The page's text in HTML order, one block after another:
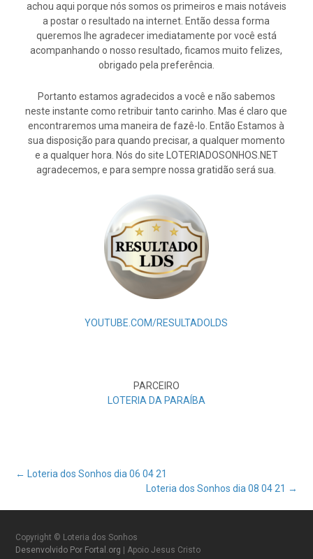
achou aqui porque nós somos os primeiros e mais notáveis
a postar o resultado na internet. Então dessa forma
queremos lhe agradecer imediatamente por você está
acompanhando o nosso resultado, ficamos muito felizes,
obrigado pela preferência.
Portanto estamos agradecidos a você e não sabemos
neste instante como retribuir tanto carinho. Mas é claro que
encontraremos uma maneira de fazê-lo. Então Estamos à
sua disposição para quando precisar, a qualquer momento
e a qualquer hora. Nós do site LOTERIADOSONHOS.NET
agradecemos, e para sempre nossa gratidão será sua.
YOUTUBE.COM/RESULTADOLDS
PARCEIRO
LOTERIA DA PARAÍBA
Post
navigation
← Loteria dos Sonhos dia 06 04 21
Loteria dos Sonhos dia 08 04 21 →
Copyright © Loteria dos Sonhos
Desenvolvido Por Fortal.org
| Apoio Jesus Cristo